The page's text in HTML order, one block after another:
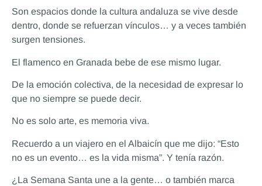
Son espacios donde la cultura andaluza se vive desde
dentro, donde se refuerzan vínculos… y a veces también
surgen tensiones.
El flamenco en Granada bebe de ese mismo lugar.
De la emoción colectiva, de la necesidad de expresar lo
que no siempre se puede decir.
No es solo arte, es memoria viva.
Recuerdo a un viajero en el Albaicín que me dijo: “Esto
no es un evento… es la vida misma”. Y tenía razón.
¿La Semana Santa une a la gente… o también marca